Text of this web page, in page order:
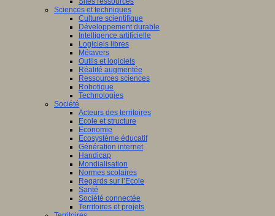
Sciences et techniques
Culture scientifique
Développement durable
Intelligence artificielle
Logiciels libres
Métavers
Outils et logiciels
Réalité augmentée
Ressources sciences
Robotique
Technologies
Société
Acteurs des territoires
Ecole et structure
Economie
Ecosystème éducatif
Génération internet
Handicap
Mondialisation
Normes scolaires
Regards sur l’Ecole
Santé
Société connectée
Territoires et projets